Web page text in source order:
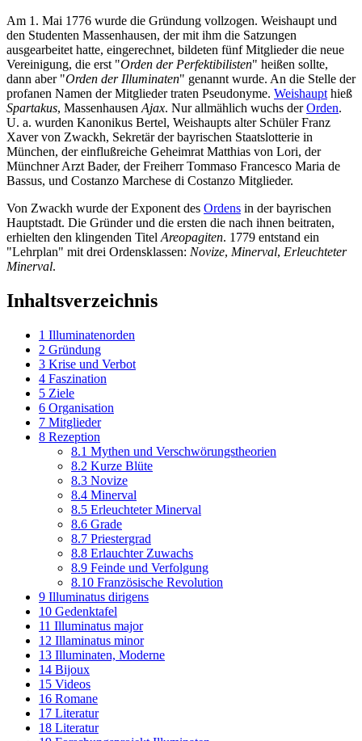
Am 1. Mai 1776 wurde die Gründung vollzogen. Weishaupt und
den Studenten Massenhausen, der mit ihm die Satzungen
ausgearbeitet hatte, eingerechnet, bildeten fünf Mitglieder die neue
Vereinigung, die erst "Orden der Perfektibilisten" heißen sollte,
dann aber "Orden der Illuminaten" genannt wurde. An die Stelle der
profanen Namen der Mitglieder traten Pseudonyme. Weishaupt hieß
Spartakus, Massenhausen Ajax. Nur allmählich wuchs derOrden.
U. a. wurden Kanonikus Bertel, Weishaupts alter Schüler Franz
Xaver von Zwackh, Sekretär der bayrischen Staatslotterie in
München, der einflußreiche Geheimrat Matthias von Lori, der
Münchner Arzt Bader, der Freiherr Tommaso Francesco Maria de
Bassus, und Costanzo Marchese di Costanzo Mitglieder.
Von Zwackh wurde der Exponent des Ordens in der bayrischen
Hauptstadt. Die Gründer und die ersten die nach ihnen beitraten,
erhielten den klingenden Titel Areopagiten. 1779 entstand ein
"Lehrplan" mit drei Ordensklassen: Novize, Minerval, Erleuchteter
Minerval.
Inhaltsverzeichnis
1 Illuminatenorden
2 Gründung
3 Krise und Verbot
4 Faszination
5 Ziele
6 Organisation
7 Mitglieder
8 Rezeption
8.1 Mythen und Verschwörungstheorien
8.2 Kurze Blüte
8.3 Novize
8.4 Minerval
8.5 Erleuchteter Minerval
8.6 Grade
8.7 Priestergrad
8.8 Erlauchter Zuwachs
8.9 Feinde und Verfolgung
8.10 Französische Revolution
9 Illuminatus dirigens
10 Gedenktafel
11 Illuminatus major
12 Illaminatus minor
13 Illuminaten, Moderne
14 Bijoux
15 Videos
16 Romane
17 Literatur
18 Literatur